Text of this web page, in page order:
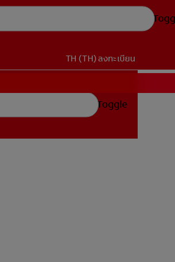
TH (TH)ลงทะเบียน
Toggle